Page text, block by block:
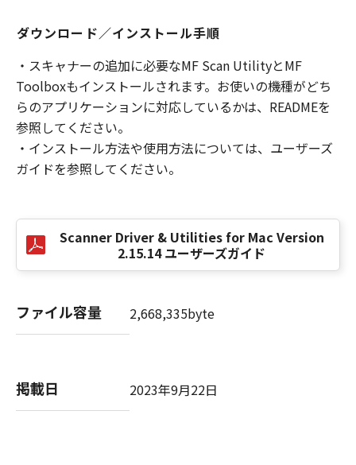
お客様は、「ソフトウェア」を、お客様のコン
ピューターにおいて使用（「使用」とは、「ソ
フトウェア」をコンピューターの固定記憶装置
上にインストールすること、またはコンピュー
ターにおいて表示すること、アクセスするこ
と、読み出すこと、もしくは実行することのい
ずれも含むものとします。）することができま
す。
ューターおよび「プリンター」において使用
（「使用」とは、「更新データ」をコンピュー
ターまたは「プリンター」の固定記憶装置上に
または「プリンター」において表示すること、
アクセスすること、読み出すこと、もしくは実
(1)- 3.
お客様は、「コンテンツデータ」を、お客様の
ダウンロード／インストール手順
・スキャナーの追加に必要なMF Scan UtilityとMF
Toolboxもインストールされます。お使いの機種がどち
らのアプリケーションに対応しているかは、READMEを
参照してください。
・インストール方法や使用方法については、ユーザーズ
ガイドを参照してください。
Scanner Driver & Utilities for Mac Version
2.15.14 ユーザーズガイド
ファイル容量 2,668,335byte
掲載日 2023年9月22日